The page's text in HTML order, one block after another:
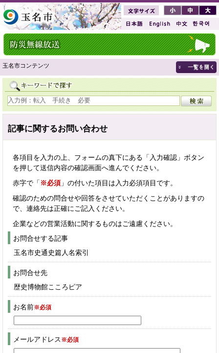
玉名市コンテンツ
記事に関するお問い合わせ
各項目を入力の上、フォームの真下にある「入力確認」ボタン
を押して送信内容の確認画面へ進んでください。
赤字で「 ※必須 」の付いた項目は入力必須項目です。
確認のための問合せや回答をさせていただくことがありますの
で、連絡先は正確にご記入ください。
企業などの営業活動に関するものはご遠慮ください。
お問合せする記事
玉名市史通史篇人名索引
お問合せ先
歴史博物館こころピア
お名前※必須
メールアドレス ※必須